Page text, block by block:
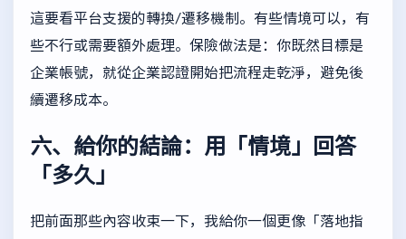
這要看平台支援的轉換/遷移機制。有些情境可以，有
些不行或需要額外處理。保險做法是：你既然目標是
企業帳號，就從企業認證開始把流程走乾淨，避免後
續遷移成本。
六、給你的結論：用「情境」回答
「多久」
把前面那些內容收束一下，我給你一個更像「落地指